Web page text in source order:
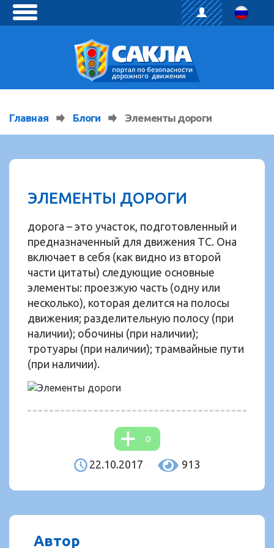
toggle
Главная Блоги Элементы дороги
ЭЛЕМЕНТЫ ДОРОГИ
дорога – это участок, подготовленный и
предназначенный для движения ТС. Она
включает в себя (как видно из второй
части цитаты) следующие основные
элементы: проезжую часть (одну или
несколько), которая делится на полосы
движения; разделительную полосу (при
наличии); обочины (при наличии);
тротуары (при наличии); трамвайные пути
(при наличии).
0
22.10.2017 913
Автор